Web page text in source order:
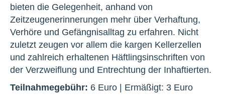
bieten die Gelegenheit, anhand von
Zeitzeugenerinnerungen mehr über Verhaftung,
Verhöre und Gefängnisalltag zu erfahren. Nicht
zuletzt zeugen vor allem die kargen Kellerzellen
und zahlreich erhaltenen Häftlingsinschriften von
der Verzweiflung und Entrechtung der Inhaftierten.
Teilnahmegebühr: 6 Euro | Ermäßigt: 3 Euro